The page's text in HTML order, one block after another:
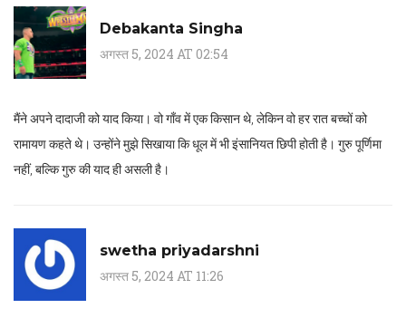
Debakanta Singha
अगस्त 5, 2024 AT 02:54
मैंने अपने दादाजी को याद किया। वो गाँव में एक किसान थे, लेकिन वो हर रात बच्चों को
रामायण कहते थे। उन्होंने मुझे सिखाया कि धूल में भी इंसानियत छिपी होती है। गुरु पूर्णिमा
नहीं, बल्कि गुरु की याद ही असली है।
swetha priyadarshni
अगस्त 5, 2024 AT 11:26